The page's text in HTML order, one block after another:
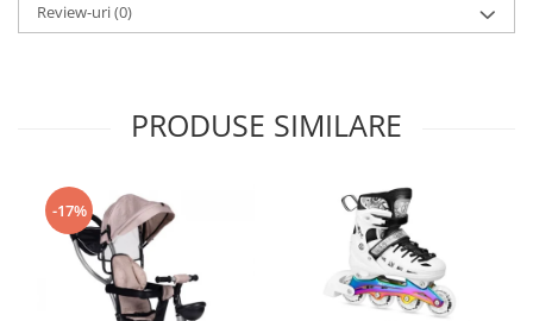
Review-uri(0)
PRODUSE SIMILARE
-17%